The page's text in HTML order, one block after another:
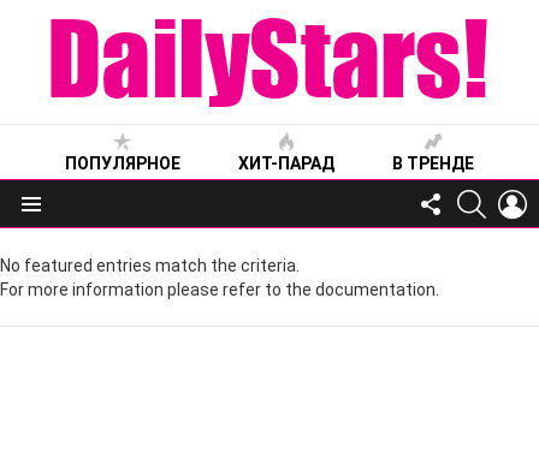
ПОПУЛЯРНОЕ ХИТ-ПАРАД В ТРЕНДЕ
Меню
FOLLOW
US
No featured entries match the criteria.
For more information please refer to the documentation.